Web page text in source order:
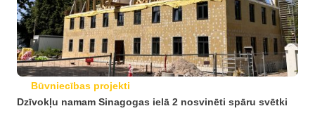
Būvniecības projekti
Dzīvokļu namam Sinagogas ielā 2 nosvinēti spāru svētki